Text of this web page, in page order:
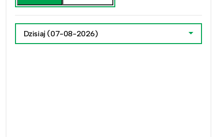
Dzisiaj (07-08-2026)